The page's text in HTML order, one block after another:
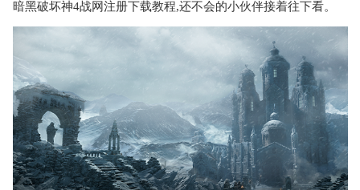
暗黑破坏神4战网注册下载教程,还不会的小伙伴接着往下看。